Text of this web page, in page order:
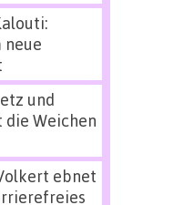
neue
und
Weichen
ebnet